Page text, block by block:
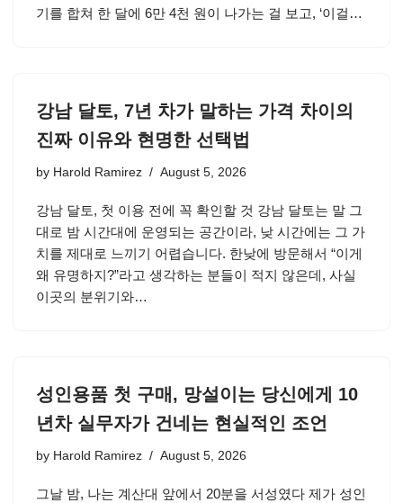
기를 합쳐 한 달에 6만 4천 원이 나가는 걸 보고, ‘이걸…
강남 달토, 7년 차가 말하는 가격 차이의
진짜 이유와 현명한 선택법
by Harold Ramirez August 5, 2026
강남 달토, 첫 이용 전에 꼭 확인할 것 강남 달토는 말 그
대로 밤 시간대에 운영되는 공간이라, 낮 시간에는 그 가
치를 제대로 느끼기 어렵습니다. 한낮에 방문해서 “이게
왜 유명하지?”라고 생각하는 분들이 적지 않은데, 사실
이곳의 분위기와…
성인용품 첫 구매, 망설이는 당신에게 10
년차 실무자가 건네는 현실적인 조언
by Harold Ramirez August 5, 2026
그날 밤, 나는 계산대 앞에서 20분을 서성였다 제가 성인